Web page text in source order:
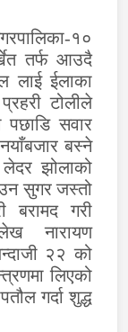
१०
तर्फ आउदै
लाई ईलाका
टोलीले
सवार
बस्ने
झोलाको
सुगर जस्तो
बरामद गरी
नारायण
२२ को
लिएको
गर्दा शुद्ध